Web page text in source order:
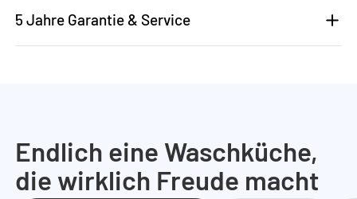
5 Jahre Garantie & Service
Endlich eine Waschküche,
die wirklich Freude macht